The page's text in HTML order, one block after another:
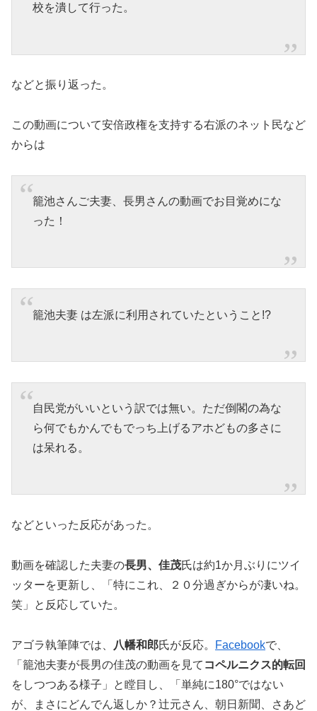
校を潰して行った。
などと振り返った。
この動画について安倍政権を支持する右派のネット民など
からは
籠池さんご夫妻、長男さんの動画でお目覚めにな
った！
籠池夫妻 は左派に利用されていたということ!?
自民党がいいという訳では無い。ただ倒閣の為な
ら何でもかんでもでっち上げるアホどもの多さに
は呆れる。
などといった反応があった。
動画を確認した夫妻の長男、佳茂氏は約1か月ぶりにツイ
ッターを更新し、「特にこれ、２０分過ぎからが凄いね。
笑」と反応していた。
アゴラ執筆陣では、 八幡和郎氏が反応。 Facebookで、
「籠池夫妻が長男の佳茂の動画を見て コペルニクス的転回
をしつつある様子」と瞠目し、「単純に180°ではない
が、まさにどんでん返しか？辻元さん、朝日新聞、さあど